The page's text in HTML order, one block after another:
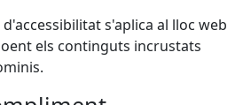
s'aplica al lloc web
els continguts incrustats